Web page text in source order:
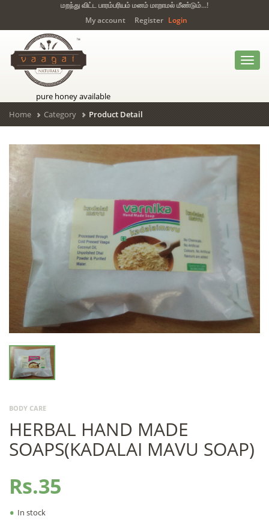
மறந்து விட்ட பாரம்பரியம் மனம் மாறாமல் மீண்டும்...!
My account
Register Login
pure honey available
Home
Category Product Detail
BODY CARE
HERBAL HAND MADE
SOAPS(KADALAI MAVU SOAP)
Rs.35
• In stock